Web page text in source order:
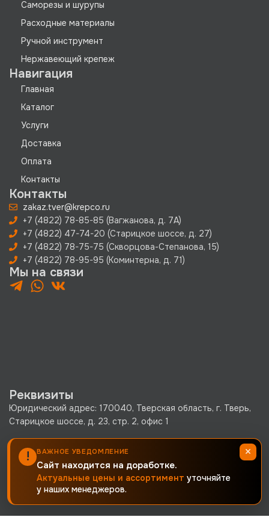
Саморезы и шурупы
Расходные материалы
Ручной инструмент
Нержавеющий крепеж
Навигация
Главная
Каталог
Услуги
Доставка
Оплата
Контакты
Контакты
zakaz.tver@krepco.ru
+7 (4822) 78-85-85 (Вагжанова, д. 7А)
+7 (4822) 47-74-20 (Старицкое шоссе, д. 27)
+7 (4822) 78-75-75 (Скворцова-Степанова, 15)
+7 (4822) 78-95-95 (Коминтерна, д. 71)
Мы на связи
Реквизиты
Юридический адрес: 170040, Тверская область, г. Тверь,
Старицкое шоссе, д. 23, стр. 2, офис 1
ООО «КРЕПКО.РУ» ОГРН 1256900002380 · ИНН
6900019171 · КПП 690001001
Политика конфиденциальности
Согласие на обработку персональных данных
! ВАЖНОЕ УВЕДОМЛЕНИЕ
Сайт находится на доработке.
Актуальные цены и ассортимент уточняйте
у наших менеджеров.
×